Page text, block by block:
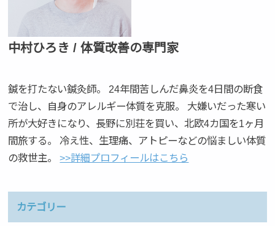
中村ひろき / 体質改善の専門家
鍼を打たない鍼灸師。 24年間苦しんだ鼻炎を4日間の断食
で治し、自身のアレルギー体質を克服。 大嫌いだった寒い
所が大好きになり、長野に別荘を買い、北欧4カ国を1ヶ月
間旅する。 冷え性、生理痛、アトピーなどの悩ましい体質
の救世主。>>詳細プロフィールはこちら
カテゴリー